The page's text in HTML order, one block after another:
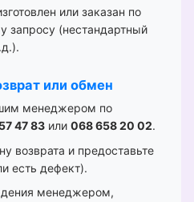
или заказан по
запросу (нестандартный
или обмен
менеджером по
47 83 или 068 658 20 02.
возврата и предоставьте
есть дефект).
менеджером,